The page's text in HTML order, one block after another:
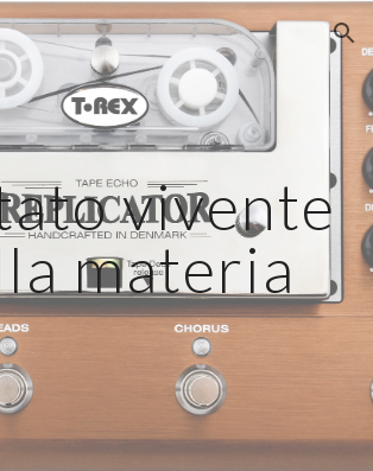
Skip to navigation
vivente
materia